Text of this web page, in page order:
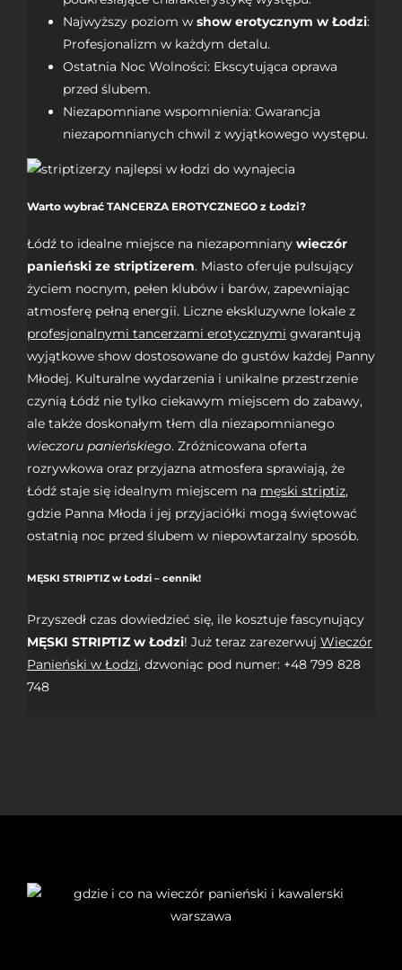
Najwyższy poziom w show erotycznym w Łodzi:
Profesjonalizm w każdym detalu.
Ostatnia Noc Wolności: Ekscytująca oprawa
przed ślubem.
Niezapomniane wspomnienia: Gwarancja
niezapomnianych chwil z wyjątkowego występu.
Warto wybrać TANCERZA EROTYCZNEGO z Łodzi?
Łódź to idealne miejsce na niezapomniany wieczór
panieński ze striptizerem. Miasto oferuje pulsujący
życiem nocnym, pełen klubów i barów, zapewniając
atmosferę pełną energii. Liczne ekskluzywne lokale z
profesjonalnymi tancerzami erotycznymi gwarantują
wyjątkowe show dostosowane do gustów każdej Panny
Młodej. Kulturalne wydarzenia i unikalne przestrzenie
czynią Łódź nie tylko ciekawym miejscem do zabawy,
ale także doskonałym tłem dla niezapomnianego
wieczoru panieńskiego. Zróżnicowana oferta
rozrywkowa oraz przyjazna atmosfera sprawiają, że
Łódź staje się idealnym miejscem na męski striptiz,
gdzie Panna Młoda i jej przyjaciółki mogą świętować
ostatnią noc przed ślubem w niepowtarzalny sposób.
MĘSKI STRIPTIZ w Łodzi – cennik!
Przyszedł czas dowiedzieć się, ile kosztuje fascynujący
MĘSKI STRIPTIZ w Łodzi! Już teraz zarezerwuj Wieczór
Panieński w Łodzi, dzwoniąc pod numer: +48 799 828
748